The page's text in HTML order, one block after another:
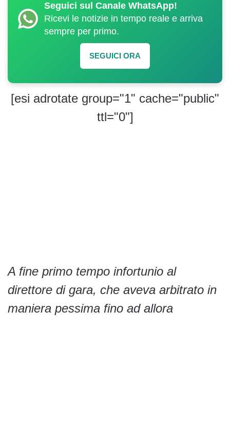
Seguici sul Canale WhatsApp!
Ricevi le notizie in tempo reale e arriva
sempre per primo.
SEGUICI ORA
[esi adrotate group="1" cache="public"
ttl="0"]
A fine primo tempo infortunio al
direttore di gara, che aveva arbitrato in
maniera pessima fino ad allora